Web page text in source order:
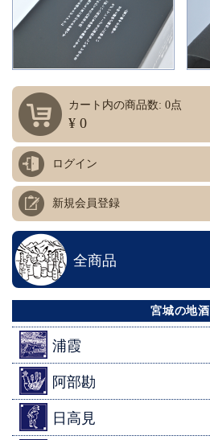
カート内の商品数: 0点
¥ 0
ログイン
新規会員登録
全商品
宮城の地酒
浦霞
阿部勘
日高見